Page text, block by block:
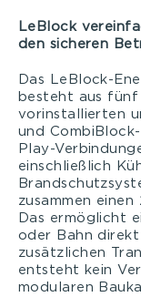
LeBlock
den sicheren
Das LeBlock-
besteht aus
vorinstallierten
und
Play-
einschließlich
zusammen
Das ermöglicht
oder Bahn
zusätzlichen
entsteht kein
modularen